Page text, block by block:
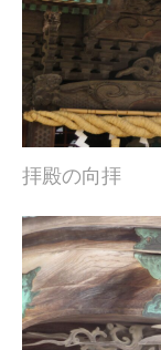
拝殿の向拝